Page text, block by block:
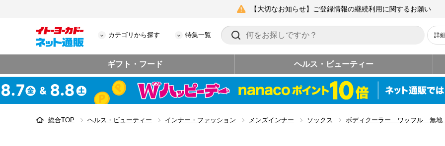
【大切なお知らせ】ご登録情報の継続利用に関するお願い
カテゴリから探す 特集一覧 詳
ギフト・フード ヘルス・ビューティー
総合TOP ヘルス・ビューティー インナー・ファッション メンズインナー ソックス ボディクーラー ワッフル 無地